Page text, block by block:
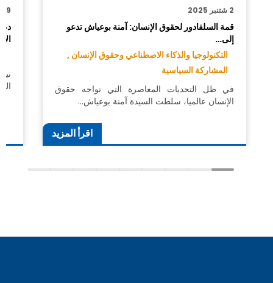
2 شتنبر 2025
قمة السلفادور لحقوق الإنسان: آمنة بوعياش تدعو
إلى…
التكنولوجيا والذكاء الاصطناعي وحقوق الإنسان ,
المشاركة السياسية
في ظل التحديات المعاصرة التي تواجه حقوق
الإنسان عالميا، سلطت السيدة آمنة بوعياش…
اقرأ المزيد
19 يونيو 2025